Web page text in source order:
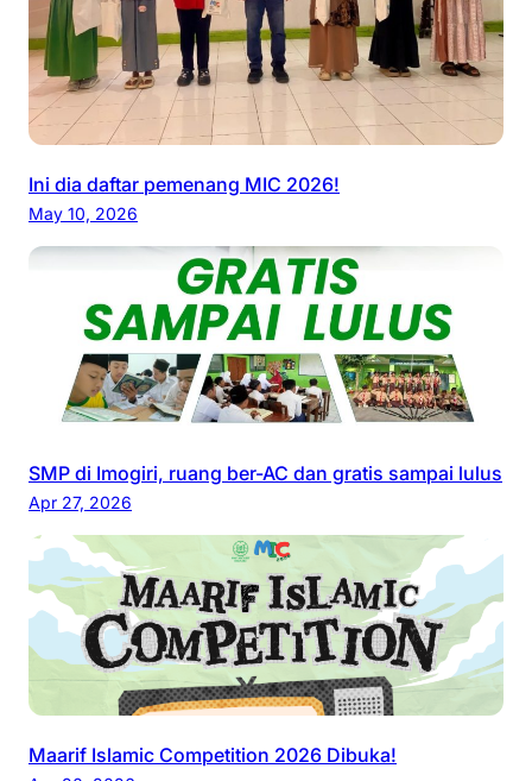
Ini dia daftar pemenang MIC 2026!
May 10, 2026
SMP di Imogiri, ruang ber-AC dan gratis sampai lulus
Apr 27, 2026
Maarif Islamic Competition 2026 Dibuka!